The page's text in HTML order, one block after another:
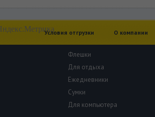
Условия отгрузки О компании
Флешки
Для отдыха
Ежедневники
Сумки
Для компьютера